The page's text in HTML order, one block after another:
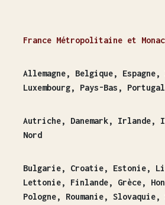
France Métropolitaine et
Allemagne, Belgique,
Luxembourg, Pays-Bas, Portugal
Autriche, Danemark, Irlande,
Nord
Bulgarie, Croatie, Estonie,
Lettonie, Finlande, Grèce,
Pologne, Roumanie,